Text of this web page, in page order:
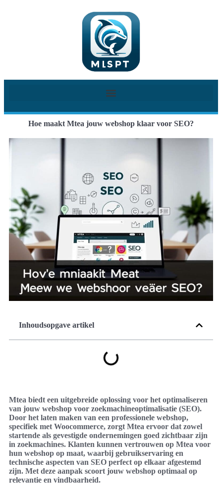
Hoe maakt Mtea jouw webshop klaar voor SEO?
Inhoudsopgave artikel
Mtea biedt een uitgebreide oplossing voor het optimaliseren
van jouw webshop voor zoekmachineoptimalisatie (SEO).
Door het laten maken van een professionele webshop,
specifiek met Woocommerce, zorgt Mtea ervoor dat zowel
startende als gevestigde ondernemingen goed zichtbaar zijn
in zoekmachines. Klanten kunnen vertrouwen op Mtea voor
hun webshop op maat, waarbij gebruikservaring en
technische aspecten van SEO perfect op elkaar afgestemd
zijn. Met deze aanpak scoort jouw webshop optimaal op
relevantie en vindbaarheid.